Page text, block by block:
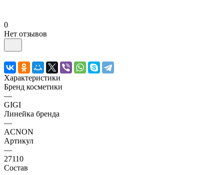
0
Нет отзывов
Характеристики
Бренд косметики
—
GIGI
Линейка бренда
—
ACNON
Артикул
—
27110
Состав